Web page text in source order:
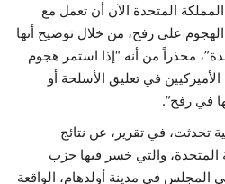
المتحدة الآن أن تعمل مع
الهجوم على رفح، من خلال توضيح أنها
محذراً من أنه “إذا استمر هجوم
في تعليق الأسلحة أو
في رفح”.
تحدثت، في تقرير، عن نتائج
المتحدة، والتي خسر فيها حزب
المجلس في مدينة أولدهام، الواقعة